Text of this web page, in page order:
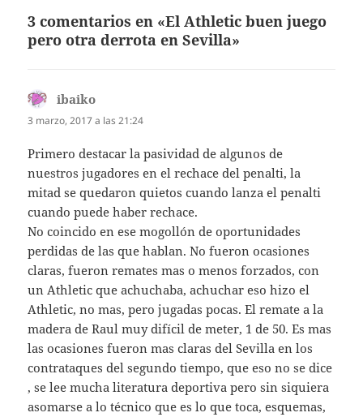
3 comentarios en «El Athletic buen juego
pero otra derrota en Sevilla»
ibaiko
3 marzo, 2017 a las 21:24
Primero destacar la pasividad de algunos de
nuestros jugadores en el rechace del penalti, la
mitad se quedaron quietos cuando lanza el penalti
cuando puede haber rechace.
No coincido en ese mogollón de oportunidades
perdidas de las que hablan. No fueron ocasiones
claras, fueron remates mas o menos forzados, con
un Athletic que achuchaba, achuchar eso hizo el
Athletic, no mas, pero jugadas pocas. El remate a la
madera de Raul muy difícil de meter, 1 de 50. Es mas
las ocasiones fueron mas claras del Sevilla en los
contrataques del segundo tiempo, que eso no se dice
, se lee mucha literatura deportiva pero sin siquiera
asomarse a lo técnico que es lo que toca, esquemas,